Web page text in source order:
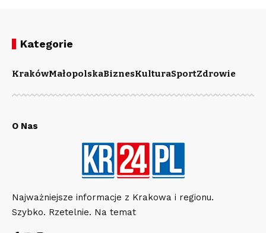
Kategorie
KrakówMałopolskaBiznesKulturaSportZdrowie
O Nas
Najważniejsze informacje z Krakowa i regionu.
Szybko. Rzetelnie. Na temat